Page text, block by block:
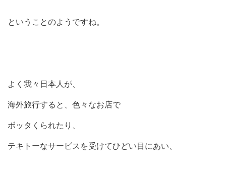
ということのようですね。
よく我々日本人が、
海外旅行すると、色々なお店で
ボッタくられたり、
テキトーなサービスを受けてひどい目にあい、